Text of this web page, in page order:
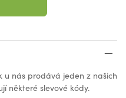
u nás prodává jeden z našich
některé slevové kódy.